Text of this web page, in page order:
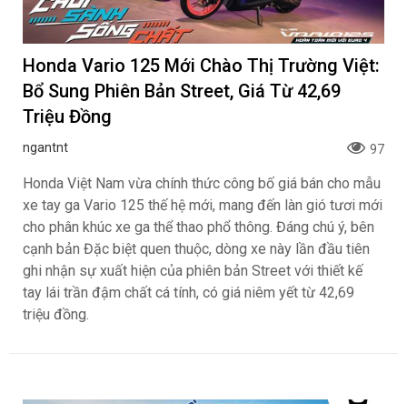
Honda Vario 125 Mới Chào Thị Trường Việt:
Bổ Sung Phiên Bản Street, Giá Từ 42,69
Triệu Đồng
ngantnt 97
Honda Việt Nam vừa chính thức công bố giá bán cho mẫu
xe tay ga Vario 125 thế hệ mới, mang đến làn gió tươi mới
cho phân khúc xe ga thể thao phổ thông. Đáng chú ý, bên
cạnh bản Đặc biệt quen thuộc, dòng xe này lần đầu tiên
ghi nhận sự xuất hiện của phiên bản Street với thiết kế
tay lái trần đậm chất cá tính, có giá niêm yết từ 42,69
triệu đồng.